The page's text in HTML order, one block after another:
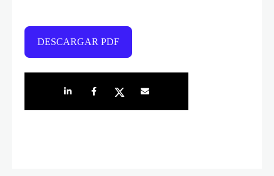
DESCARGAR PDF
Share on LinkedIn
Share on Facebook
Share on TwitterShare by e-mail